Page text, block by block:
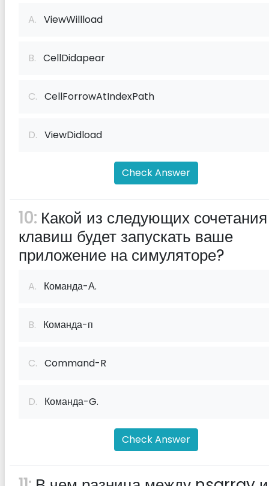
A. ViewWillload
B. CellDidapear
C. CellForrowAtIndexPath
D. ViewDidload
Check Answer
10: Какой из следующих сочетания
клавиш будет запускать ваше
приложение на симуляторе?
A. Команда-А.
B. Команда-п
C. Command-R
D. Команда-G.
Check Answer